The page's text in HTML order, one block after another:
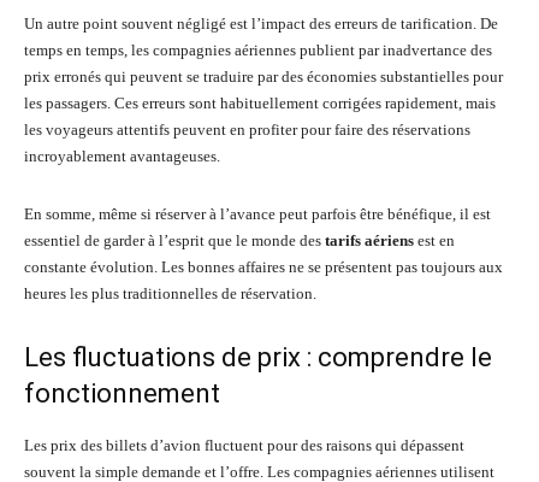
Un autre point souvent négligé est l’impact des erreurs de tarification. De
temps en temps, les compagnies aériennes publient par inadvertance des
prix erronés qui peuvent se traduire par des économies substantielles pour
les passagers. Ces erreurs sont habituellement corrigées rapidement, mais
les voyageurs attentifs peuvent en profiter pour faire des réservations
incroyablement avantageuses.
En somme, même si réserver à l’avance peut parfois être bénéfique, il est
essentiel de garder à l’esprit que le monde des tarifs aériens est en
constante évolution. Les bonnes affaires ne se présentent pas toujours aux
heures les plus traditionnelles de réservation.
Les fluctuations de prix : comprendre le
fonctionnement
Les prix des billets d’avion fluctuent pour des raisons qui dépassent
souvent la simple demande et l’offre. Les compagnies aériennes utilisent